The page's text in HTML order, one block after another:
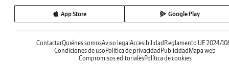
App Store Google Play
ContactarQuiénes somosAviso legal Accesibilidad Reglamento UE 2024/
Condiciones de uso Política de privacidad Publicidad Mapa web
Compromisos editorialesPolítica de cookies